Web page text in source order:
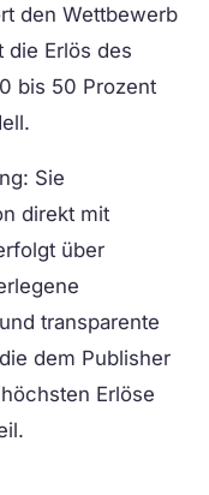
den Wettbewerb
die Erlös des
bis 50 Prozent
Sie
direkt mit
über
transparente
dem Publisher
Erlöse